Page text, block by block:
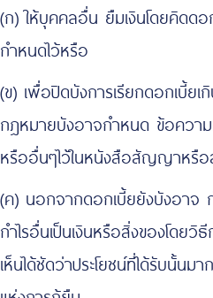
(ก) ให้บุคคลอื่น ยืมเงินโดยคิดด
กำหนดไว้หรือ
(ข) เพื่อปิดบังการเรียกดอกเบี้ย
กฎหมายบังอาจกำหนด ข้อความ
หรืออื่นๆไว้ในหนังสือสัญญาหรือ
(ค) นอกจากดอกเบี้ยยังบังอาจ
กำไรอื่นเป็นเงินหรือสิ่งของโดย
เห็นได้ชัดว่าประโยชน์ที่ได้รับนั้นม